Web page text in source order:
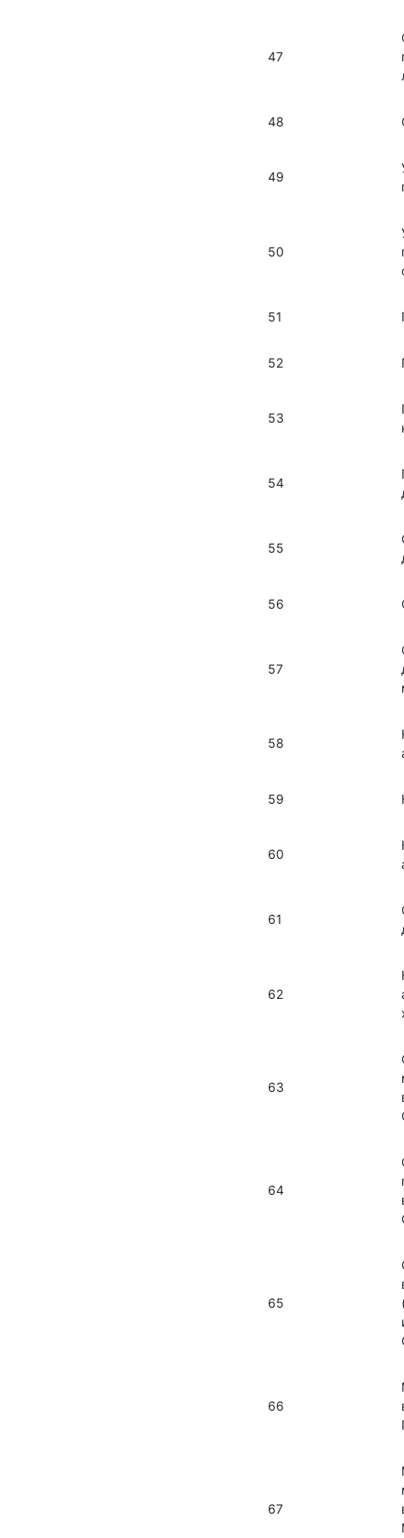
47
48
49
50
51
52
53
54
55
56
57
58
59
60
61
62
63
64
65
66
67